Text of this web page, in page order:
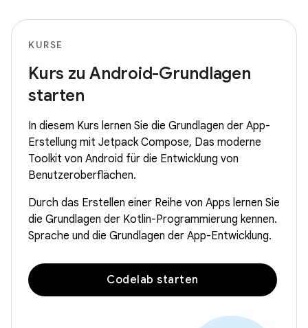
KURSE
Kurs zu Android-Grundlagen
starten
In diesem Kurs lernen Sie die Grundlagen der App-
Erstellung mit Jetpack Compose, Das moderne
Toolkit von Android für die Entwicklung von
Benutzeroberflächen.
Durch das Erstellen einer Reihe von Apps lernen Sie
die Grundlagen der Kotlin-Programmierung kennen.
Sprache und die Grundlagen der App-Entwicklung.
Codelab starten